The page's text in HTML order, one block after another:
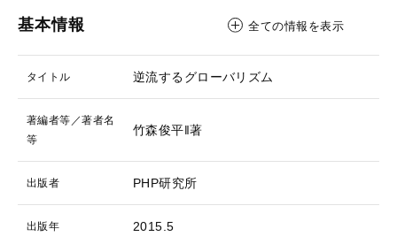
基本情報 全ての情報を表示
タイトル 逆流するグローバリズム
著編者等／著者名
等
竹森俊平‖著
出版者 PHP研究所
出版年 2015.5